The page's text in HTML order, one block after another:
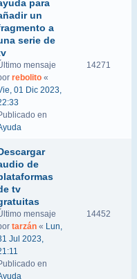
para
un
a
serie de
mensaje
rebolito «
01 Dic 2023,
en
14271
de
tv
mensaje
tarzán « Lun,
Jul 2023,
en
14452